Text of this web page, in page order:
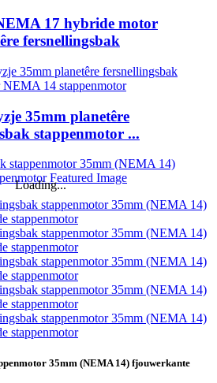
17 hybride motor
fersnellingsbak
35mm planetêre
stappenmotor ...
Loading...
35mm (NEMA 14) fjouwerkante